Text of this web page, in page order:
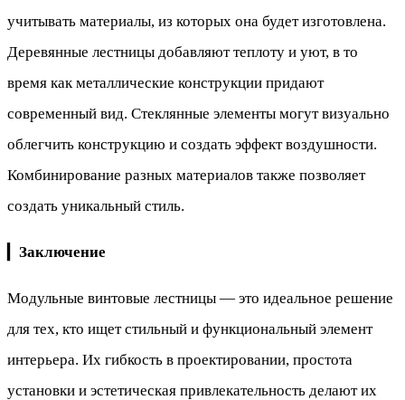
учитывать материалы, из которых она будет изготовлена.
Деревянные лестницы добавляют теплоту и уют, в то
время как металлические конструкции придают
современный вид. Стеклянные элементы могут визуально
облегчить конструкцию и создать эффект воздушности.
Комбинирование разных материалов также позволяет
создать уникальный стиль.
Заключение
Модульные винтовые лестницы — это идеальное решение
для тех, кто ищет стильный и функциональный элемент
интерьера. Их гибкость в проектировании, простота
установки и эстетическая привлекательность делают их